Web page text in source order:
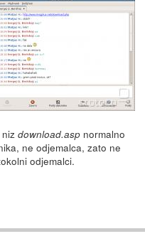
download.aspnormalno
ne odjemalca, zato ne
odjemalci.